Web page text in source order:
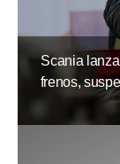
Scania
frenos,